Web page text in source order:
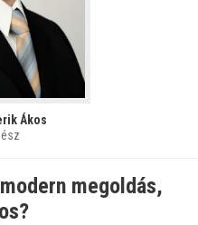
Ákos
megoldás,